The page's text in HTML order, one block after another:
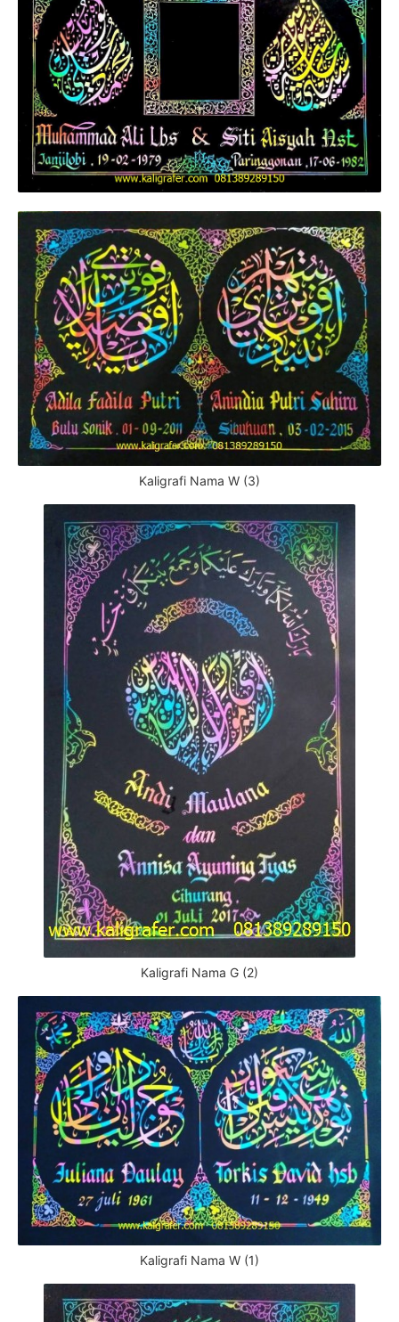
Kaligrafi Nama W (3)
Kaligrafi Nama G (2)
Kaligrafi Nama W (1)